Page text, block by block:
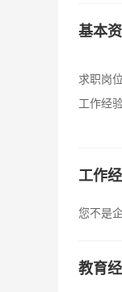
基本
求职岗位
工作经验
工作
您不是
教育